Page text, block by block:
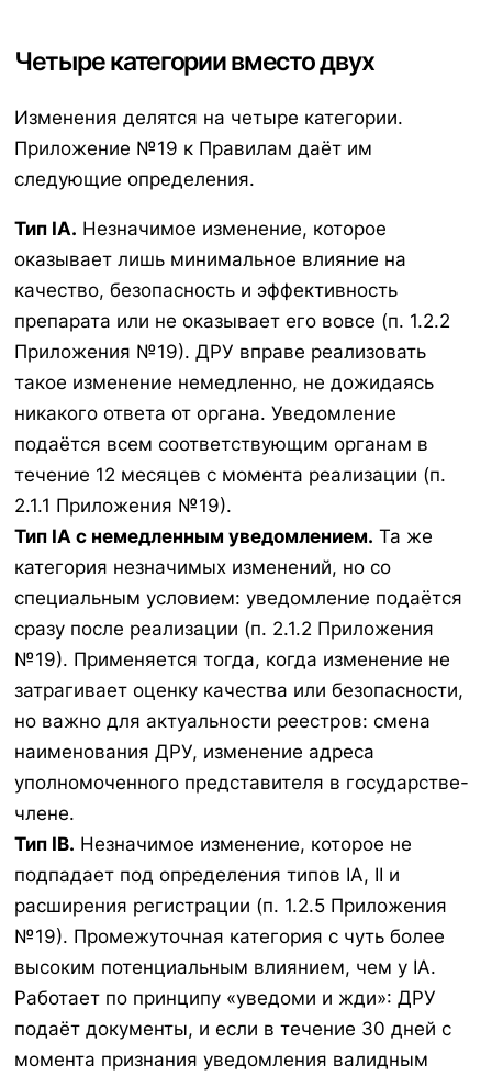
Четыре категории вместо двух
Изменения делятся на четыре категории.
Приложение №19 к Правилам даёт им
следующие определения.
Тип IA. Незначимое изменение, которое
оказывает лишь минимальное влияние на
качество, безопасность и эффективность
препарата или не оказывает его вовсе (п. 1.2.2
Приложения №19). ДРУ вправе реализовать
такое изменение немедленно, не дожидаясь
никакого ответа от органа. Уведомление
подаётся всем соответствующим органам в
течение 12 месяцев с момента реализации (п.
2.1.1 Приложения №19).
Тип IA с немедленным уведомлением. Та же
категория незначимых изменений, но со
специальным условием: уведомление подаётся
сразу после реализации (п. 2.1.2 Приложения
№19). Применяется тогда, когда изменение не
затрагивает оценку качества или безопасности,
но важно для актуальности реестров: смена
наименования ДРУ, изменение адреса
уполномоченного представителя в государстве-
члене.
Тип IB. Незначимое изменение, которое не
подпадает под определения типов IA, II и
расширения регистрации (п. 1.2.5 Приложения
№19). Промежуточная категория с чуть более
высоким потенциальным влиянием, чем у IA.
Работает по принципу «уведоми и жди»: ДРУ
подаёт документы, и если в течение 30 дней с
момента признания уведомления валидным